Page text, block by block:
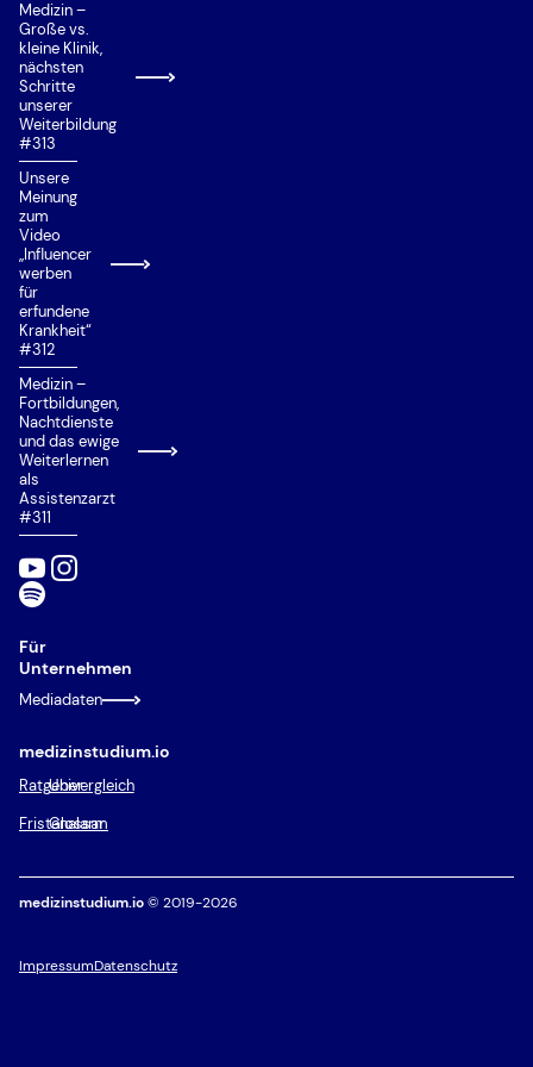
Ortspräferenz
Priorisierung
Private Universität/Hochschule
Quereinstieg
Situational Judgement Test (SJT)
Studienplatzklage
Studierfähigkeitstest Münster
Talentquote
Test für Ausländische Studierende (TestAS)
Test für Medizinische Studiengänge (TMS)
Wartezeitquote
Zusätzliche Eignungsquote (ZEQ)
Zweitstudium
Medizin –
Große vs.
kleine Klinik,
nächsten
Schritte
unserer
Weiterbildung
#313
Unsere
Meinung
zum
Video
„Influencer
werben
für
erfundene
Krankheit“
#312
Medizin –
Fortbildungen,
Nachtdienste
und das ewige
Weiterlernen
als
Assistenzarzt
#311
medizinstudium.io
Ratgeber
Univergleich
Fristenalarm
Glossar
Für
Unternehmen
Mediadaten
medizinstudium.io© 2019-2026
ImpressumDatenschutz